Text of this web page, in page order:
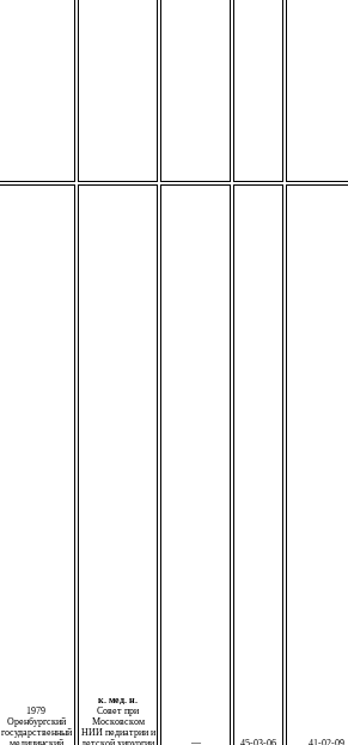
1979
Оренбургский
государственный
медицинский
к. мед. н.
Совет при
Московском
НИИ педиатрии и
детской хирургии
— 45-03-06 41-02-09